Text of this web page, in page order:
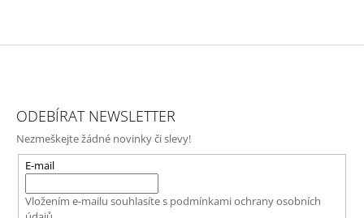
ODEBÍRAT NEWSLETTER
Nezmeškejte žádné novinky či slevy!
E-mail
Vložením e-mailu souhlasíte s podmínkami ochrany osobních